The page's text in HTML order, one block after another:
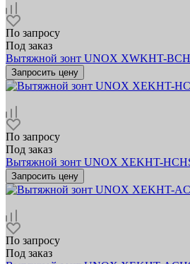
По запросу
Под заказ
Вытяжной зонт UNOX XWKHT-
Запросить цену
По запросу
Под заказ
Вытяжной зонт UNOX XEKHT-
Запросить цену
По запросу
Под заказ